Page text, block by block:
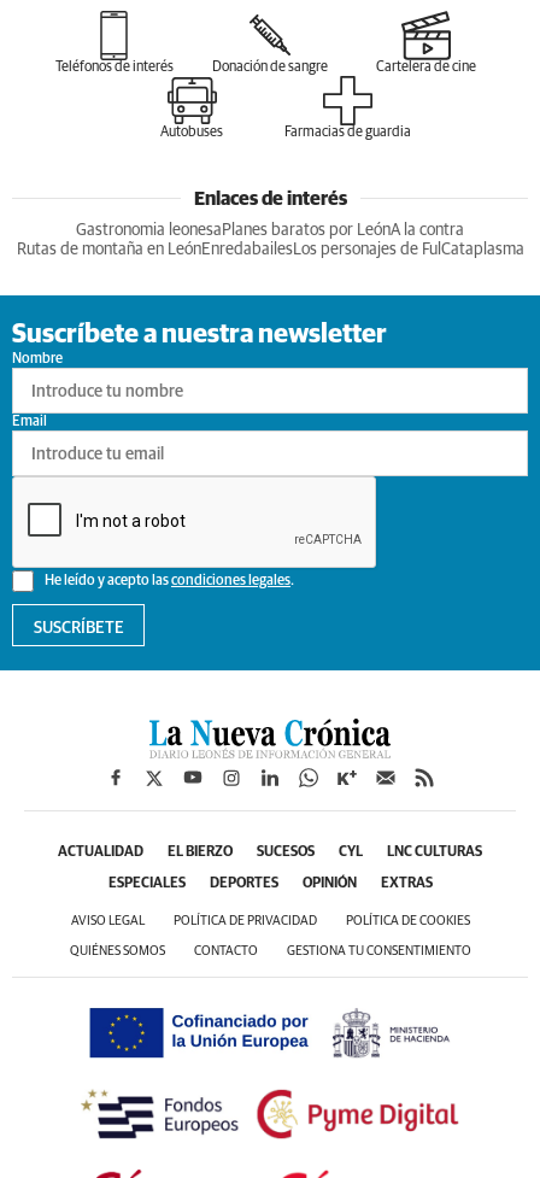
Teléfonos de interés Donación de sangre Cartelera de cine
Autobuses Farmacias de guardia
Enlaces de interés
Gastronomia leonesa Planes baratos por LeónA la contra
Rutas de montaña en LeónEnredabailesLos personajes de Ful Cataplasma
Suscríbete a nuestra newsletter
Nombre
He leído y acepto lascondiciones legales.
Email
SUSCRÍBETE
ACTUALIDAD EL BIERZO SUCESOS CYL LNC CULTURAS
ESPECIALES DEPORTES OPINIÓN EXTRAS
AVISO LEGAL POLÍTICA DE PRIVACIDAD POLÍTICA DE COOKIES
QUIÉNES SOMOS CONTACTO GESTIONA TU CONSENTIMIENTO